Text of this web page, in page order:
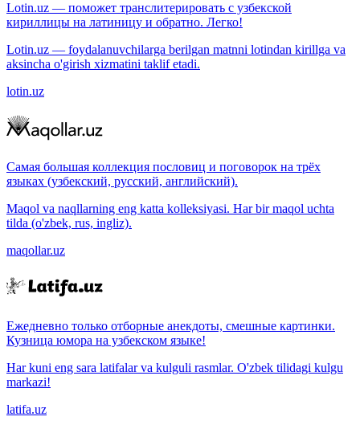
Lotin.uz — поможет транслитерировать с узбекской
кириллицы на латиницу и обратно. Легко!
Lotin.uz — foydalanuvchilarga berilgan matnni lotindan kirillga va
aksincha o'girish xizmatini taklif etadi.
lotin.uz
Самая большая коллекция пословиц и поговорок на трёх
языках (узбекский, русский, английский).
Maqol va naqllarning eng katta kolleksiyasi. Har bir maqol uchta
tilda (o'zbek, rus, ingliz).
maqollar.uz
Ежедневно только отборные анекдоты, смешные картинки.
Кузница юмора на узбекском языке!
Har kuni eng sara latifalar va kulguli rasmlar. O'zbek tilidagi kulgu
markazi!
latifa.uz